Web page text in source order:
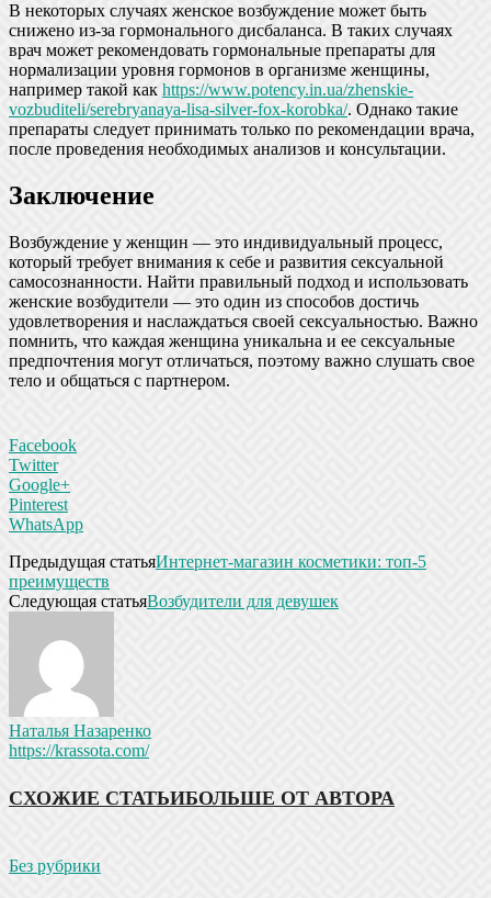
В некоторых случаях женское возбуждение может быть
снижено из-за гормонального дисбаланса. В таких случаях
врач может рекомендовать гормональные препараты для
нормализации уровня гормонов в организме женщины,
например такой как https://www.potency.in.ua/zhenskie-
vozbuditeli/serebryanaya-lisa-silver-fox-korobka/. Однако такие
препараты следует принимать только по рекомендации врача,
после проведения необходимых анализов и консультации.
Заключение
Возбуждение у женщин — это индивидуальный процесс,
который требует внимания к себе и развития сексуальной
самосознанности. Найти правильный подход и использовать
женские возбудители — это один из способов достичь
удовлетворения и наслаждаться своей сексуальностью. Важно
помнить, что каждая женщина уникальна и ее сексуальные
предпочтения могут отличаться, поэтому важно слушать свое
тело и общаться с партнером.
Facebook
Twitter
Google+
Pinterest
WhatsApp
Предыдущая статьяИнтернет-магазин косметики: топ-5
преимуществ
Следующая статьяВозбудители для девушек
Наталья Назаренко
https://krassota.com/
СХОЖИЕ СТАТЬИБОЛЬШЕ ОТ АВТОРА
Без рубрики